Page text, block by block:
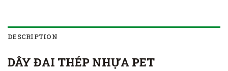
DESCRIPTION
DÂY ĐAI THÉP NHỰA PET